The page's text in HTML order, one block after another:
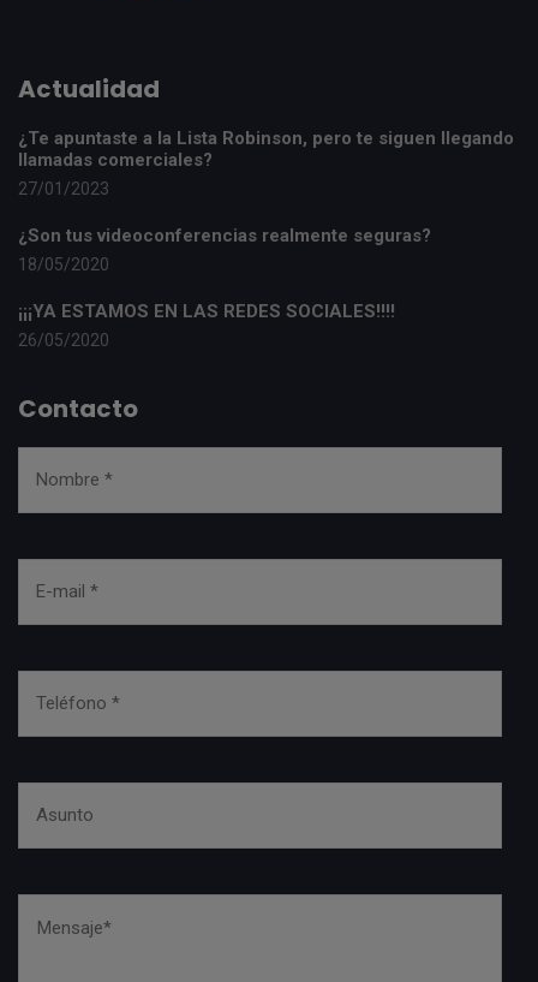
Actualidad
¿Te apuntaste a la Lista Robinson, pero te siguen llegando
llamadas comerciales?
27/01/2023
¿Son tus videoconferencias realmente seguras?
18/05/2020
¡¡¡YA ESTAMOS EN LAS REDES SOCIALES!!!!
26/05/2020
Contacto